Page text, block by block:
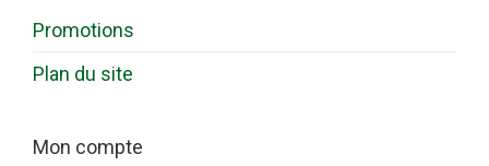
Promotions
Plan du site
Mon compte